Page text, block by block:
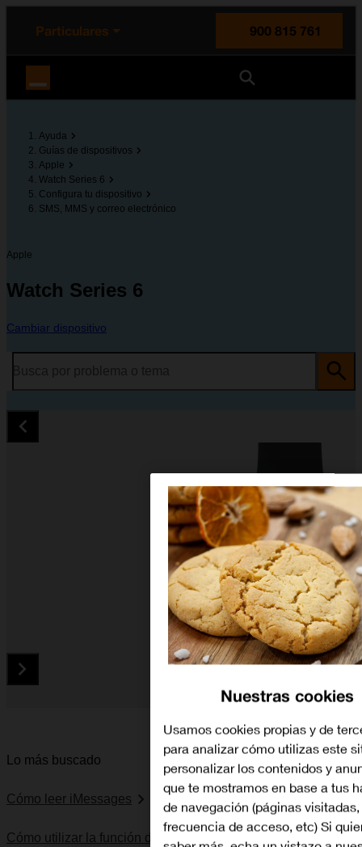
principal
la página
Particulares
900 815 761
Ayuda
Guías de dispositivos
Apple
Watch Series 6
Configura tu dispositivo
SMS, MMS y correo electrónico
Apple
Watch Series 6
Cambiar dispositivo
Lo más buscado
Cómo leer iMessages
Cómo utilizar la función de Encontrar mi Apple Watch
Nuestras cookies
Usamos cookies propias y de
para analizar cómo utilizas este
personalizar los contenidos y
que te mostramos en base a tus
de navegación (páginas visitadas,
frecuencia de acceso, etc) Si